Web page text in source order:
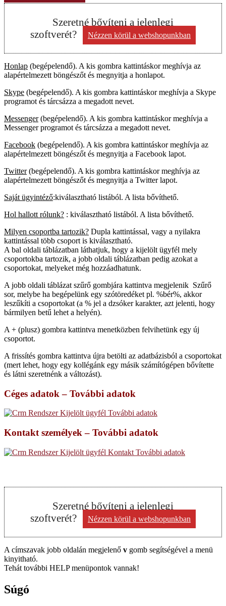
Szeretné bővíteni a jelenlegi
szoftverét?
Nézzen körül a webshopunkban
Honlap (begépelendő). A kis gombra kattintáskor meghívja az
alapértelmezett böngészőt és megnyitja a honlapot.
Skype (begépelendő). A kis gombra kattintáskor meghívja a Skype
programot és tárcsázza a megadott nevet.
Messenger(begépelendő). A kis gombra kattintáskor meghívja a
Messenger programot és tárcsázza a megadott nevet.
Facebook (begépelendő). A kis gombra kattintáskor meghívja az
alapértelmezett böngészőt és megnyitja a Facebook lapot.
Twitter(begépelendő). A kis gombra kattintáskor meghívja az
alapértelmezett böngészőt és megnyitja a Twitter lapot.
Saját ügyintéző:kiválasztható listából. A lista bővíthető.
Hol hallott rólunk? : kiválasztható listából. A lista bővíthető.
Milyen csoportba tartozik? Dupla kattintással, vagy a nyilakra
kattintással több csoport is kiválasztható.
A bal oldali táblázatban láthatjuk, hogy a kijelölt ügyfél mely
csoportokba tartozik, a jobb oldali táblázatban pedig azokat a
csoportokat, melyeket még hozzáadhatunk.
A jobb oldali táblázat szűrő gombjára kattintva megjelenik Szűrő
sor, melybe ha begépelünk egy szótöredéket pl. %bér%, akkor
leszűkíti a csoportokat (a % jel a dzsóker karakter, azt jelenti, hogy
bármilyen betű lehet a helyén).
A + (plusz) gombra kattintva menetközben felvihetünk egy új
csoportot.
A frissítés gombra kattintva újra betölti az adatbázisból a csoportokat
(mert lehet, hogy egy kollégánk egy másik számítógépen bővítette
és látni szeretnénk a változást).
Céges adatok – További adatok
Kontakt személyek – További adatok
Szeretné bővíteni a jelenlegi
szoftverét?
Nézzen körül a webshopunkban
A címszavak jobb oldalán megjelenő v gomb segítségével a menü
kinyitható.
Tehát további HELP menüpontok vannak!
Súgó